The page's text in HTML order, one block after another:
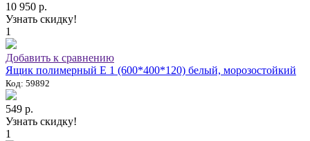
10 950 р.
Узнать скидку!
1
Добавить к сравнению
Ящик полимерный E 1 (600*400*120) белый, морозостойкий
Код: 59892
549 р.
Узнать скидку!
1